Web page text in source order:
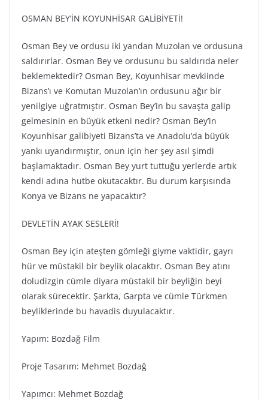
OSMAN BEY’İN KOYUNHİSAR GALİBİYETİ!
Osman Bey ve ordusu iki yandan Muzolan ve ordusuna
saldırırlar. Osman Bey ve ordusunu bu saldırıda neler
beklemektedir? Osman Bey, Koyunhisar mevkiinde
Bizans’ı ve Komutan Muzolan’ın ordusunu ağır bir
yenilgiye uğratmıştır. Osman Bey’in bu savaşta galip
gelmesinin en büyük etkeni nedir? Osman Bey’in
Koyunhisar galibiyeti Bizans’ta ve Anadolu’da büyük
yankı uyandırmıştır, onun için her şey asıl şimdi
başlamaktadır. Osman Bey yurt tuttuğu yerlerde artık
kendi adına hutbe okutacaktır. Bu durum karşısında
Konya ve Bizans ne yapacaktır?
DEVLETİN AYAK SESLERİ!
Osman Bey için ateşten gömleği giyme vaktidir, gayrı
hür ve müstakil bir beylik olacaktır. Osman Bey atını
doludizgin cümle diyara müstakil bir beyliğin beyi
olarak sürecektir. Şarkta, Garpta ve cümle Türkmen
beyliklerinde bu havadis duyulacaktır.
Yapım: Bozdağ Fi̇lm
Proje Tasarım: Mehmet Bozdağ
Yapımcı: Mehmet Bozdağ